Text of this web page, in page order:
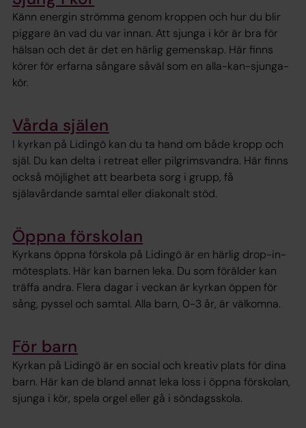
Känn energin strömma genom kroppen och hur du blir
piggare än vad du var innan. Att sjunga i kör är bra för
hälsan och det är det en härlig gemenskap. Här finns
körer för erfarna sångare såväl som en alla-kan-sjunga-
kör.
Vårda själen
I kyrkan på Lidingö kan du ta hand om både kropp och
själ. Du kan delta i retreat eller pilgrimsvandra. Här finns
också möjlighet att bearbeta sorg i grupp, få
själavårdande samtal eller diakonalt stöd.
Öppna förskolan
Kyrkans öppna förskola på Lidingö är en härlig drop-in-
mötesplats. Här kan barnen leka. Du som förälder kan
träffa andra. Flera dagar i veckan är kyrkan öppen för
sång, pyssel och samtal. Alla barn, 0-3 år, är välkomna.
För barn
Kyrkan på Lidingö är en social och kreativ plats för dina
barn. Här kan de bland annat leka loss i öppna förskolan,
sjunga i kör, spela orgel eller gå i söndagsskola.